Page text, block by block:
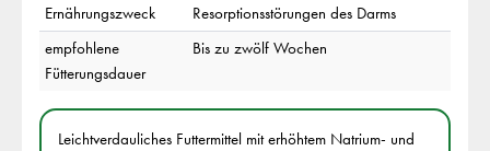
Ernährungszweck
Resorptionsstörungen des Darms
empfohlene
Fütterungsdauer
Bis zu zwölf Wochen
Leichtverdauliches Futtermittel mit erhöhtem Natrium- und